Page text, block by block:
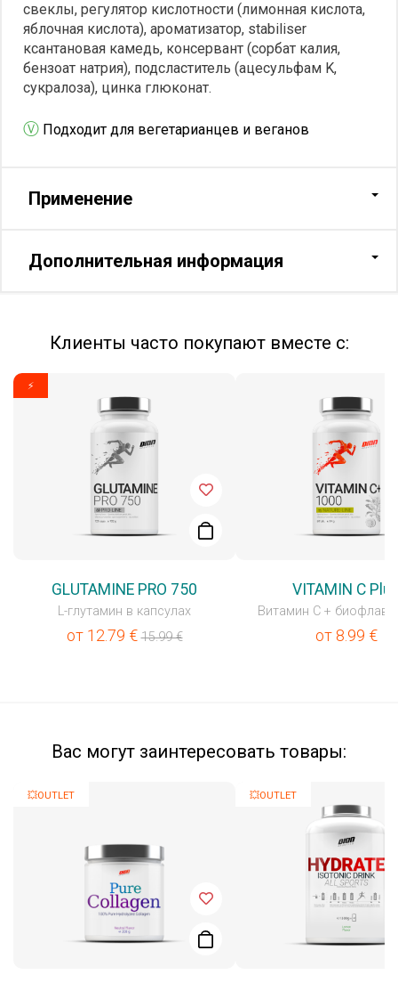
свеклы, регулятор кислотности (лимонная кислота,
яблочная кислота), ароматизатор, stabiliser
ксантановая камедь, консервант (сорбат калия,
бензоат натрия), подсластитель (ацесульфам K,
сукралоза), цинка глюконат.
Ⓥ Подходит для вегетарианцев и веганов
Применение
Дополнительная информация
Клиенты часто покупают вместе с:
⚡
GLUTAMINE PRO 750
L-глутамин в капсулах
от 12.79 €15.99€
VITAMIN C
Витамин C +
от 8.99 €
Вас могут заинтересовать товары:
💥OUTLET 💥OUTLET